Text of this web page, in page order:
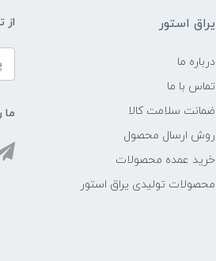
یراق استور
درباره ما
تماس با ما
ضمانت سلامت کالا
روش ارسال محصول
خرید عمده محصولات
محصولات تولیدی یراق استور
از
ما